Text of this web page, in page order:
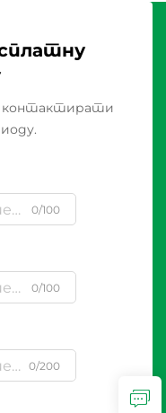
контактирати
0/100
0/100
0/200